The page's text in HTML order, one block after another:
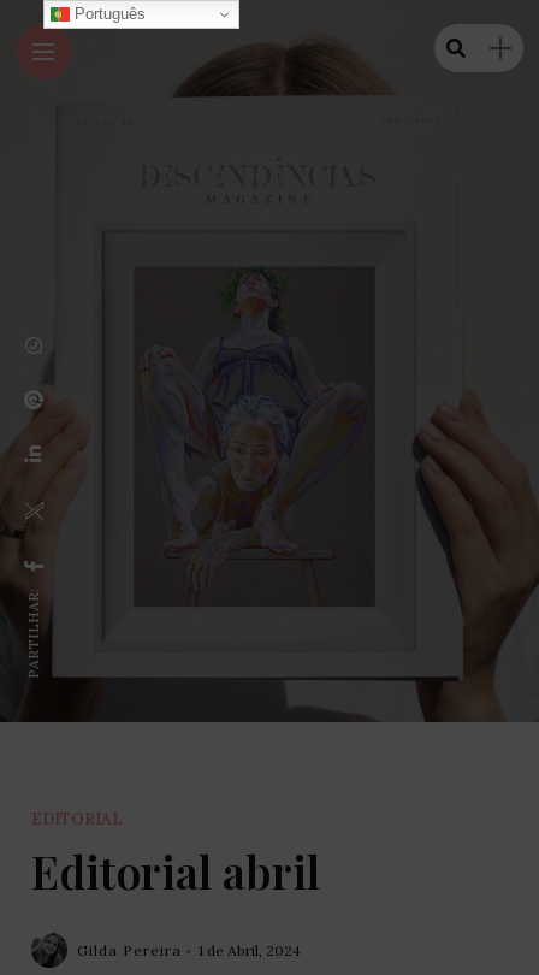
PARTILHAR:
EDITORIAL
Editorial abril
Gilda Pereira 1 de Abril, 2024
Português